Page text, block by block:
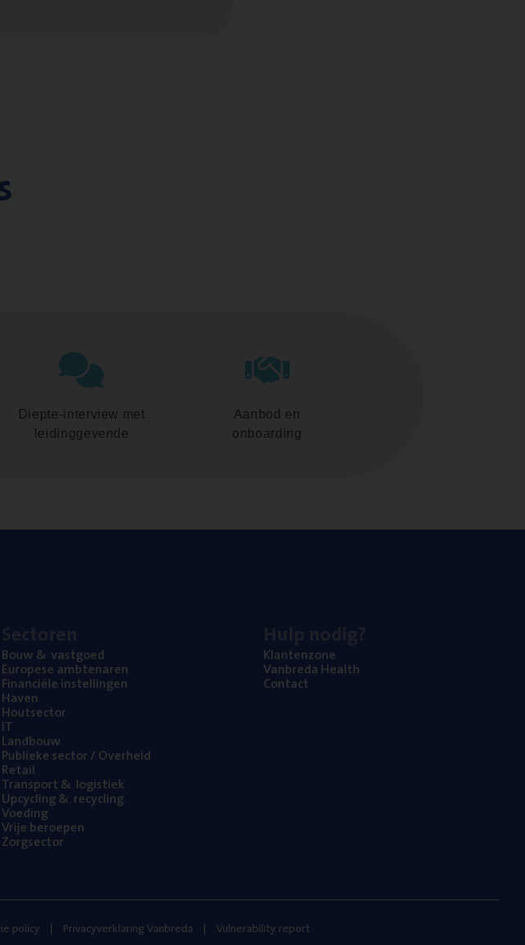
Diepte-interview met
leidinggevende
Aanbod en
onboarding
Bouw& vastgoed
Euro­pe­se ambtenaren
Finan­ci­ë­le instellingen
Haven
Hout­sec­tor
IT
Land­bouw
Publie­ke sec­tor / Overheid
Retail
Trans­port& logistiek
Upcy­cling& recycling
Voe­ding
Vrije beroe­pen
Zorg­sec­tor
Klan­ten­zo­ne
Van­b­re­da Health
Con­tact
policy Privacyverklaring Vanbreda Vulnerability report